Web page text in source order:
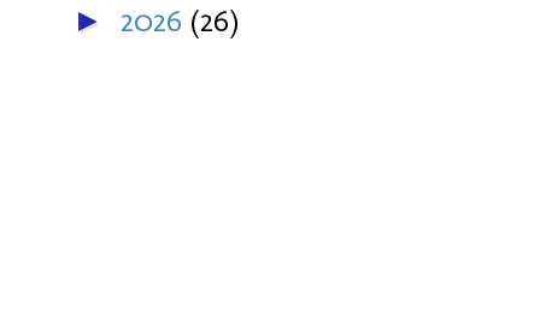
► 2026 (26)